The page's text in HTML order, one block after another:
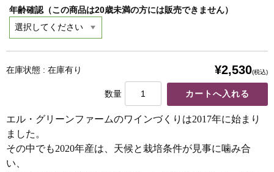
年齢確認（この商品は20歳未満の方には販売できません）
在庫状態 : 在庫有り ¥2,530(税込)
数量
エル・グリーンファームのワインづくりは2017年に始まり
ました。
その中でも2020年産は、天候と栽培条件が見事に噛み合
い、